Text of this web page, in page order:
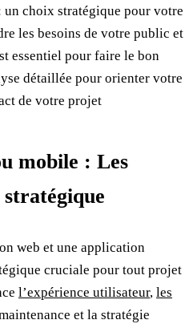
choix stratégique pour votre
les besoins de votre public et
essentiel pour faire le bon
détaillée pour orienter votre
de votre projet
mobile : Les
stratégique
web et une application
cruciale pour tout projet
l’expérience utilisateur, les
et la stratégie